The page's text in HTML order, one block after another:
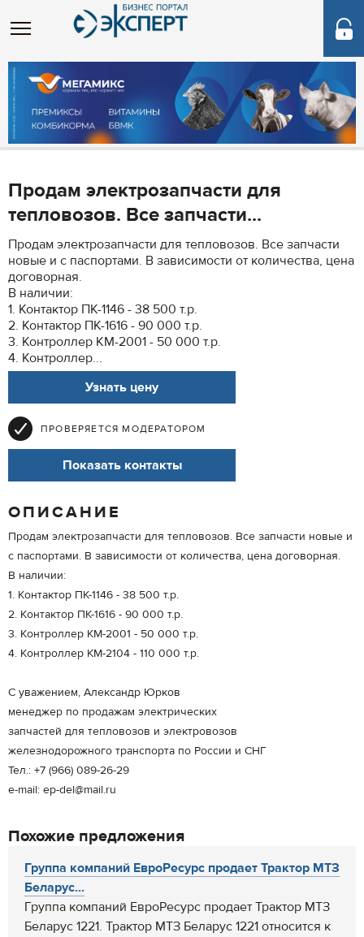
Продам электрозапчасти для
тепловозов. Все запчасти...
Продам электрозапчасти для тепловозов. Все запчасти
новые и с паспортами. В зависимости от количества, цена
договорная.
В наличии:
1. Контактор ПК-1146 - 38 500 т.р.
2. Контактор ПК-1616 - 90 000 т.р.
3. Контроллер КМ-2001 - 50 000 т.р.
4. Контроллер...
Узнать цену
ПРОВЕРЯЕТСЯ МОДЕРАТОРОМ
Показать контакты
ОПИСАНИЕ
Продам электрозапчасти для тепловозов. Все запчасти новые и
с паспортами. В зависимости от количества, цена договорная.
В наличии:
1. Контактор ПК-1146 - 38 500 т.р.
2. Контактор ПК-1616 - 90 000 т.р.
3. Контроллер КМ-2001 - 50 000 т.р.
4. Контроллер КМ-2104 - 110 000 т.р.
С уважением, Александр Юрков
менеджер по продажам электрических
запчастей для тепловозов и электровозов
железнодорожного транспорта по России и СНГ
Тел.: +7 (966) 089-26-29
e-mail: ep-del@mail.ru
Похожие предложения
Группа компаний ЕвроРесурс продает Трактор МТЗ
Беларус...
Группа компаний ЕвроРесурс продает Трактор МТЗ
Беларус 1221. Трактор МТЗ Беларус 1221 относится к